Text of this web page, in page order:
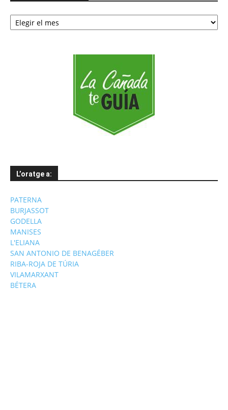
Notícies
per
L’oratge a:
PATERNA
BURJASSOT
GODELLA
MANISES
L'ELIANA
SAN ANTONIO DE BENAGÉBER
RIBA-ROJA DE TÚRIA
VILAMARXANT
BÉTERA